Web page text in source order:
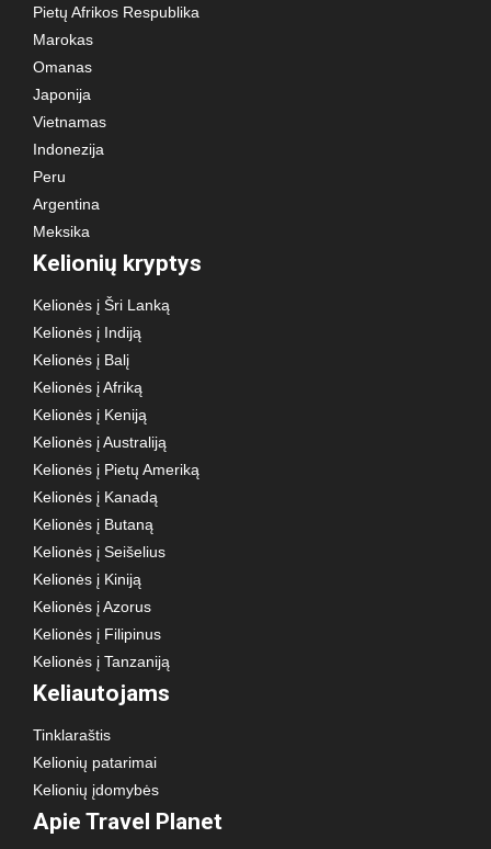
Pietų Afrikos Respublika
Marokas
Omanas
Japonija
Vietnamas
Indonezija
Peru
Argentina
Meksika
Kelionių kryptys
Kelionės į Šri Lanką
Kelionės į Indiją
Kelionės į Balį
Kelionės į Afriką
Kelionės į Keniją
Kelionės į Australiją
Kelionės į Pietų Ameriką
Kelionės į Kanadą
Kelionės į Butaną
Kelionės į Seišelius
Kelionės į Kiniją
Kelionės į Azorus
Kelionės į Filipinus
Kelionės į Tanzaniją
Keliautojams
Tinklaraštis
Kelionių patarimai
Kelionių įdomybės
Apie Travel Planet